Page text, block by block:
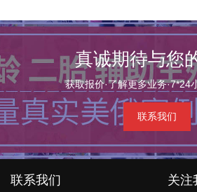
真诚期待与您
获取报价·了解更多业务·7*24
联系我们
联系我们 关注